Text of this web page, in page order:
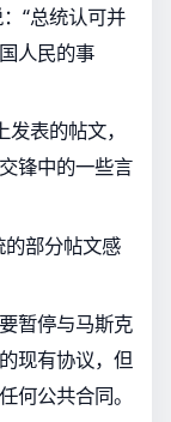
“总统认可并
人民的事
表的帖文，
锋中的一些言
的部分帖文感
暂停与马斯克
现有协议，但
何公共合同。